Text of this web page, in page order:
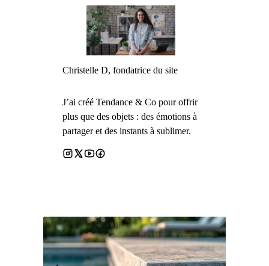
Christelle D, fondatrice du site
J’ai créé Tendance & Co pour offrir
plus que des objets : des émotions à
partager et des instants à sublimer.